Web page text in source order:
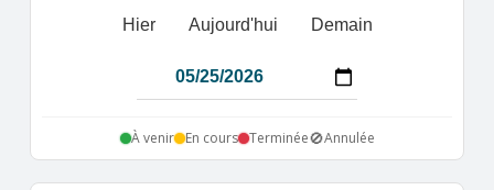
Hier Aujourd'hui Demain
À venir En cours Terminée🚫Annulée